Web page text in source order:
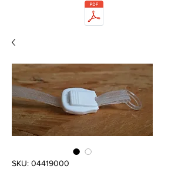
SKU: 04419000